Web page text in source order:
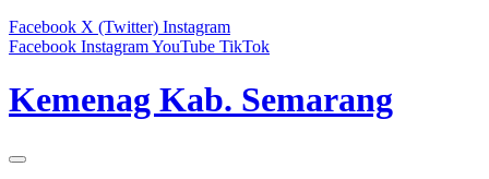
Facebook X (Twitter) Instagram
Facebook InstagramYouTube TikTok
Kemenag Kab. Semarang